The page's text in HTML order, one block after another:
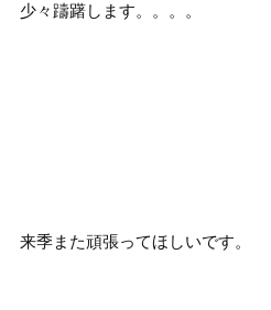
少々躊躇します。。。。
来季また頑張ってほしいです。